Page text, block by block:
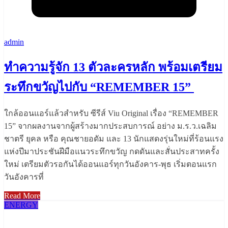
admin
ทำความรู้จัก 13 ตัวละครหลัก พร้อมเตรียม
ระทึกขวัญไปกับ “REMEMBER 15”
ใกล้ออนแอร์แล้วสำหรับ ซีรีส์ Viu Original เรื่อง “REMEMBER
15” จากผลงานจากผู้สร้างมากประสบการณ์ อย่าง ม.ร.ว.เฉลิม
ชาตรี ยุคล หรือ คุณชายอดัม และ 13 นักแสดงรุ่นใหม่ที่ร้อนแรง
แห่งปีมาประชันฝีมือแนวระทึกขวัญ กดดันและสั่นประสาทครั้ง
ใหม่ เตรียมตัวรอกันได้ออนแอร์ทุกวันอังคาร-พุธ เริ่มตอนแรก
วันอังคารที่
Read More
ENERGY